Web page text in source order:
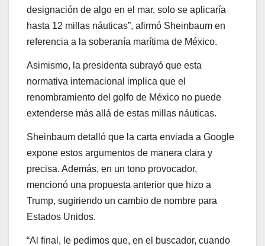
designación de algo en el mar, solo se aplicaría
hasta 12 millas náuticas”, afirmó Sheinbaum en
referencia a la soberanía marítima de México.
Asimismo, la presidenta subrayó que esta
normativa internacional implica que el
renombramiento del golfo de México no puede
extenderse más allá de estas millas náuticas.
Sheinbaum detalló que la carta enviada a Google
expone estos argumentos de manera clara y
precisa. Además, en un tono provocador,
mencionó una propuesta anterior que hizo a
Trump, sugiriendo un cambio de nombre para
Estados Unidos.
“Al final, le pedimos que, en el buscador, cuando